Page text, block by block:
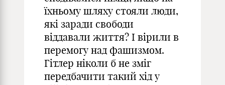
їхньому шляху стояли люди,
які заради свободи
віддавали життя? І вірили в
перемогу над фашизмом.
Гітлер ніколи б не зміг
передбачити такий хід у